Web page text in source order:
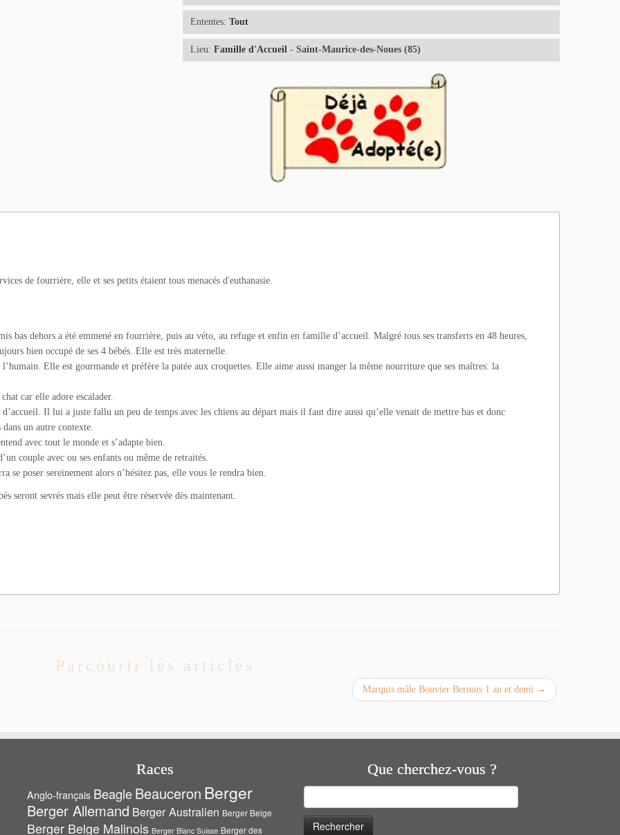
Ententes:Tout
Lieu: Famille d'Accueil - Saint-Maurice-des-Noues (85)
de fourrière, elle et ses petits étaient tous menacés d'euthanasie.
bas dehors a été emmené en fourrière, puis au véto, au refuge et enfin en famille d’accueil. Malgré tous ses transferts en 48 heures,
bien occupé de ses 4 bébés. Elle est très maternelle.
Elle est gourmande et préfère la patée aux croquettes. Elle aime aussi manger la même nourriture que ses maîtres: la
car elle adore escalader.
Il lui a juste fallu un peu de temps avec les chiens au départ mais il faut dire aussi qu’elle venait de mettre bas et donc
un autre contexte.
avec tout le monde et s’adapte bien.
couple avec ou ses enfants ou même de retraités.
poser sereinement alors n’hésitez pas, elle vous le rendra bien.
seront sevrés mais elle peut être réservée dès maintenant.
Parcourir les articles
Marquis mâle Bouvier Bernois 1 an et demi →
Races
Anglo-français BeagleBeauceron Berger
Berger Allemand Berger Australien Berger Belge
Berger Belge Malinois Berger Blanc Suisse Berger des
Que cherchez-vous ?